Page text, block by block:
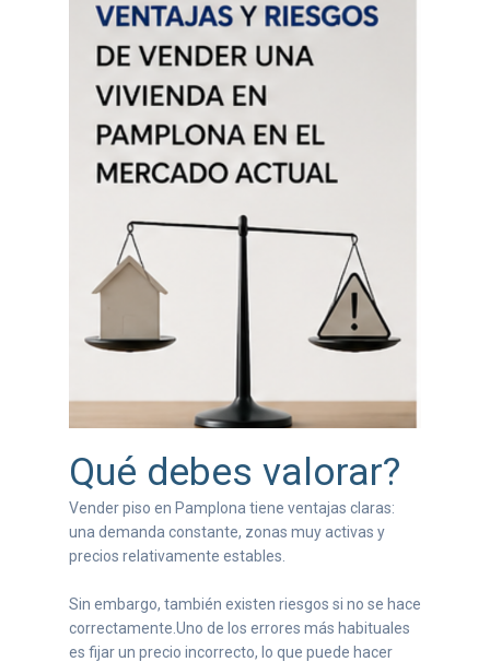
Qué debes valorar?
Vender piso en Pamplona tiene ventajas claras:
una demanda constante, zonas muy activas y
precios relativamente estables.
Sin embargo, también existen riesgos si no se hace
correctamente.Uno de los errores más habituales
es fijar un precio incorrecto, lo que puede hacer